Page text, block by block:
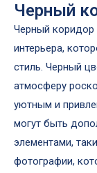
Черный
Черный коридор
интерьера,
стиль. Черный
атмосферу
уютным и
могут быть
элементами,
фотографии,